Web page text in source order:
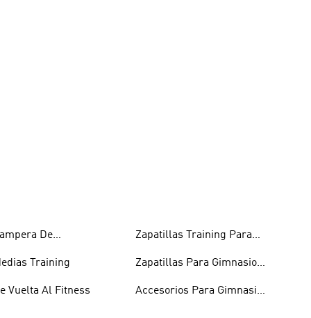
De
Training
Vuelta Al Fitness
Zapatillas Training Para
Zapatillas Para Gimnasio Y
Accesorios Para Gimnasio